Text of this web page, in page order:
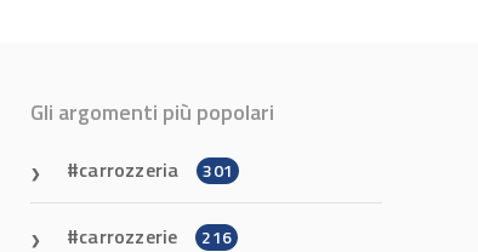
Gli argomenti più popolari
carrozzeria 301
carrozzerie 216